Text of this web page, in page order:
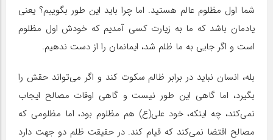
شما اول مظلوم عالم هستید. اما چرا باید این طور بگوییم؟ یعنی
یادمان باشد که ما به زیارت کسی آمدیم که خودش اول مظلوم
است و اگر جایی به ما ظلم شد، ایمانمان را از دست ندهیم.
بله، انسان نباید در برابر ظالم سکوت کند و اگر می‌تواند حقش را
بگیرد، اما گاهی این طور نیست و گاهی اوقات مصالح ایجاب
نمی‌کند، چه اینکه، خود علی(ع) هم مظلوم بود، اما مظلومی که
مصالح اقتضا نمی‌کند که قیام کند. در حقیقت ظلم دو جهت دارد